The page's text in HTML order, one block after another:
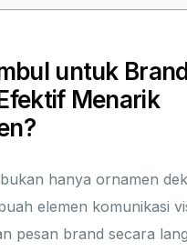
untuk
Menarik
hanya ornamen
elemen komunikasi
pesan brand secara